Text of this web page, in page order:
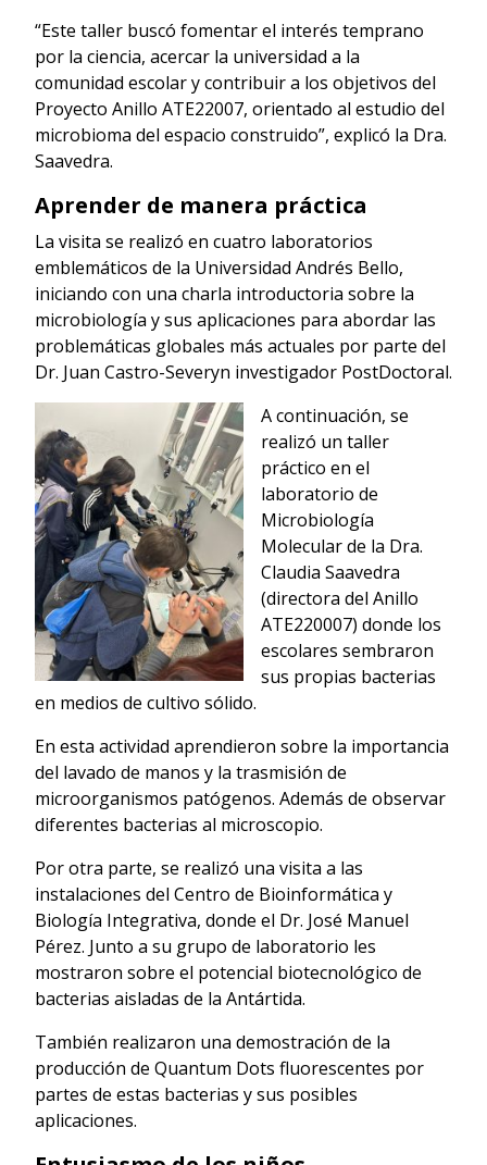
“Este taller buscó fomentar el interés temprano
por la ciencia, acercar la universidad a la
comunidad escolar y contribuir a los objetivos del
Proyecto Anillo ATE22007, orientado al estudio del
microbioma del espacio construido”, explicó la Dra.
Saavedra.
Aprender de manera práctica
La visita se realizó en cuatro laboratorios
emblemáticos de la Universidad Andrés Bello,
iniciando con una charla introductoria sobre la
microbiología y sus aplicaciones para abordar las
problemáticas globales más actuales por parte del
Dr. Juan Castro-Severyn investigador PostDoctoral.
A continuación, se
realizó un taller
práctico en el
laboratorio de
Microbiología
Molecular de la Dra.
Claudia Saavedra
(directora del Anillo
ATE220007) donde los
escolares sembraron
sus propias bacterias
en medios de cultivo sólido.
En esta actividad aprendieron sobre la importancia
del lavado de manos y la trasmisión de
microorganismos patógenos. Además de observar
diferentes bacterias al microscopio.
Por otra parte, se realizó una visita a las
instalaciones del Centro de Bioinformática y
Biología Integrativa, donde el Dr. José Manuel
Pérez. Junto a su grupo de laboratorio les
mostraron sobre el potencial biotecnológico de
bacterias aisladas de la Antártida.
También realizaron una demostración de la
producción de Quantum Dots fluorescentes por
partes de estas bacterias y sus posibles
aplicaciones.